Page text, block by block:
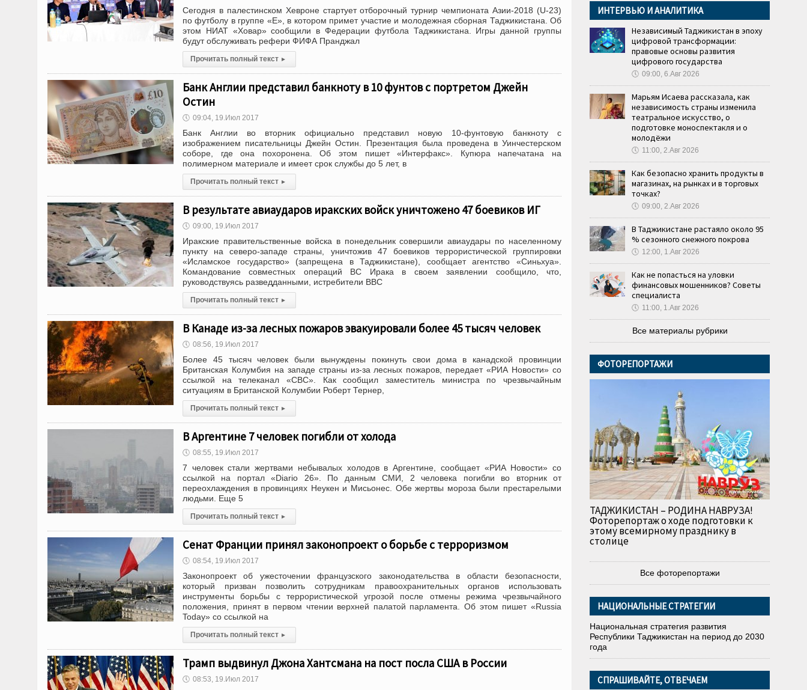
Сегодня в палестинском Хевроне стартует отборочный турнир чемпионата Азии-2018 (U-23)
по футболу в группе «Е», в котором примет участие и молодежная сборная Таджикистана. Об
этом НИАТ «Ховар» сообщили в Федерации футбола Таджикистана. Игры данной группы
будут обслуживать рефери ФИФА Пранджал
Прочитать полный текст ▸
Банк Англии представил банкноту в 10 фунтов с портретом Джейн
Остин
🕔 09:04, 19.Июл 2017
Банк Англии во вторник официально представил новую 10-фунтовую банкноту с
изображением писательницы Джейн Остин. Презентация была проведена в Уинчестерском
соборе, где она похоронена. Об этом пишет «Интерфакс». Купюра напечатана на
полимерном материале и имеет срок службы до 5 лет, в
Прочитать полный текст ▸
В результате авиаударов иракских войск уничтожено 47 боевиков ИГ
🕔 09:00, 19.Июл 2017
Иракские правительственные войска в понедельник совершили авиаудары по населенному
пункту на северо-западе страны, уничтожив 47 боевиков террористической группировки
«Исламское государство» (запрещена в Таджикистане), сообщает агентство «Синьхуа».
Командование совместных операций ВС Ирака в своем заявлении сообщило, что,
руководствуясь разведданными, истребители ВВС
Прочитать полный текст ▸
В Канаде из-за лесных пожаров эвакуировали более 45 тысяч человек
🕔 08:56, 19.Июл 2017
Более 45 тысяч человек были вынуждены покинуть свои дома в канадской провинции
Британская Колумбия на западе страны из-за лесных пожаров, передает «РИА Новости» со
ссылкой на телеканал «CBC». Как сообщил заместитель министра по чрезвычайным
ситуациям в Британской Колумбии Роберт Тернер,
Прочитать полный текст ▸
В Аргентине 7 человек погибли от холода
🕔 08:55, 19.Июл 2017
7 человек стали жертвами небывалых холодов в Аргентине, сообщает «РИА Новости» со
ссылкой на портал «Diario 26». По данным СМИ, 2 человека погибли во вторник от
переохлаждения в провинциях Неукен и Мисьонес. Обе жертвы мороза были престарелыми
людьми. Еще 5
Прочитать полный текст ▸
Сенат Франции принял законопроект о борьбе с терроризмом
🕔 08:54, 19.Июл 2017
Законопроект об ужесточении французского законодательства в области безопасности,
который призван позволить сотрудникам правоохранительных органов использовать
инструменты борьбы с террористической угрозой после отмены режима чрезвычайного
положения, принят в первом чтении верхней палатой парламента. Об этом пишет «Russia
Today» со ссылкой на
Прочитать полный текст ▸
Трамп выдвинул Джона Хантсмана на пост посла США в России
🕔 08:53, 19.Июл 2017
ИНТЕРВЬЮ И АНАЛИТИКА
Независимый Таджикистан в эпоху
цифровой трансформации:
правовые основы развития
цифрового государства
🕔 09:00, 6.Авг 2026
Марьям Исаева рассказала, как
независимость страны изменила
театральное искусство, о
подготовке моноспектакля и о
молодёжи
🕔 11:00, 2.Авг 2026
Как безопасно хранить продукты в
магазинах, на рынках и в торговых
точках?
🕔 09:00, 2.Авг 2026
В Таджикистане растаяло около 95
% сезонного снежного покрова
🕔 12:00, 1.Авг 2026
Как не попасться на уловки
финансовых мошенников? Советы
специалиста
🕔 11:00, 1.Авг 2026
Все материалы рубрики
ФОТОРЕПОРТАЖИ
ТАДЖИКИСТАН – РОДИНА НАВРУЗА!
Фоторепортаж о ходе подготовки к
этому всемирному празднику в
столице
Все фоторепортажи
НАЦИОНАЛЬНЫЕ СТРАТЕГИИ
Национальная стратегия развития
Республики Таджикистан на период до 2030
года
СПРАШИВАЙТЕ, ОТВЕЧАЕМ